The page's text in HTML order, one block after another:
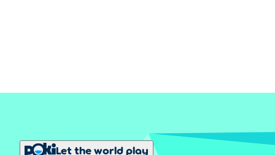
Let the world play